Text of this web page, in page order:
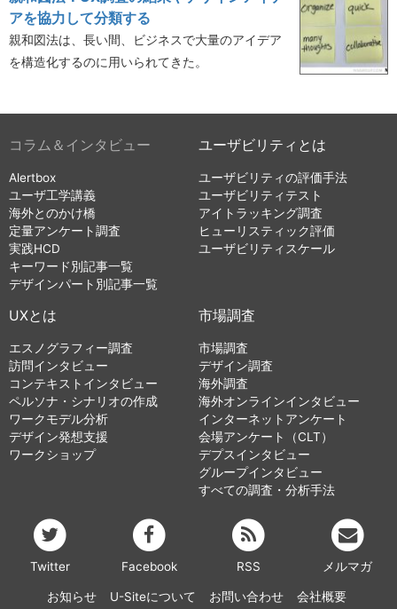
アを協力して分類する
親和図法は、長い間、ビジネスで大量のアイデア
を構造化するのに用いられてきた。
コラム＆インタビュー
Alertbox
ユーザ工学講義
海外とのかけ橋
定量アンケート調査
実践HCD
キーワード別記事一覧
デザインパート別記事一覧
ユーザビリティとは
ユーザビリティの評価手法
ユーザビリティテスト
アイトラッキング調査
ヒューリスティック評価
ユーザビリティスケール
UXとは
エスノグラフィー調査
訪問インタビュー
コンテキストインタビュー
ペルソナ・シナリオの作成
ワークモデル分析
デザイン発想支援
ワークショップ
市場調査
市場調査
デザイン調査
海外調査
海外オンラインインタビュー
インターネットアンケート
会場アンケート（CLT）
デプスインタビュー
グループインタビュー
すべての調査・分析手法
Twitter Facebook RSS メルマガ
お知らせ U-Siteについて お問い合わせ 会社概要